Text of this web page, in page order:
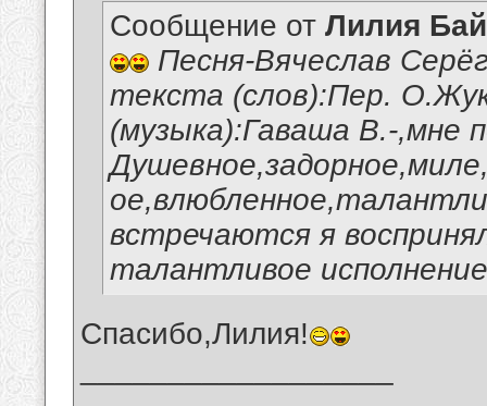
Сообщение от Лилия
Песня-Вячеслав
текста (слов):Пер.
(музыка):Гаваша В.-,мне
встречаются я
талантливое
Спасибо,Лилия!